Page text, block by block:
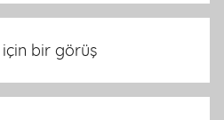
için bir görüş